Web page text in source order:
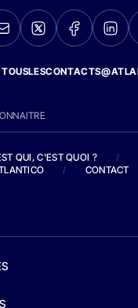
QUI, C'EST QUOI ?
/
/ CONTACT